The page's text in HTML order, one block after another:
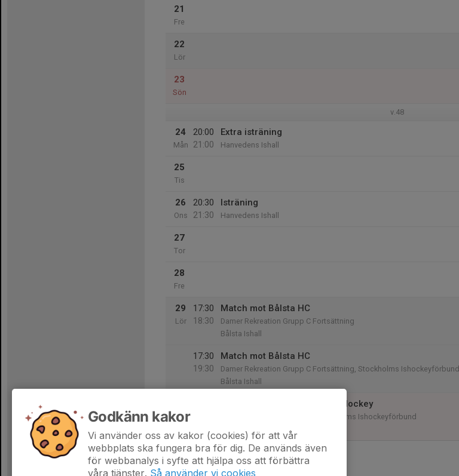
21
Fre
22
Lör
23
Sön
v.48
24
Mån
20:00
21:00
Extra isträning
Hanvedens Ishall
25
Tis
26
Ons
20:30
21:30
Isträning
Hanvedens Ishall
27
Tor
28
Fre
29
Lör
17:30
18:30
Match mot Bålsta HC
Damer Rekreation Grupp C Fortsättning
Bålsta Ishall
17:30
19:30
Match mot Bålsta HC
Damer Rekreation Grupp C Fortsättning, Stockholms Ishockeyförbund
Bålsta Ishall
Sön
Match mot Tyresö Hanviken Hockey
Damer Rekreation Grupp A, Stockholms Ishockeyförbund
Tyresö Ishall
Godkänn kakor
Vi använder oss av kakor (cookies) för att vår
webbplats ska fungera bra för dig. De används även
för webbanalys i syfte att hjälpa oss att förbättra
våra tjänster. Så använder vi cookies